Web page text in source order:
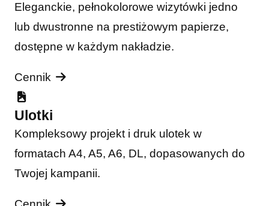
Eleganckie, pełnokolorowe wizytówki jedno
lub dwustronne na prestiżowym papierze,
dostępne w każdym nakładzie.
Cennik
Ulotki
Kompleksowy projekt i druk ulotek w
formatach A4, A5, A6, DL, dopasowanych do
Twojej kampanii.